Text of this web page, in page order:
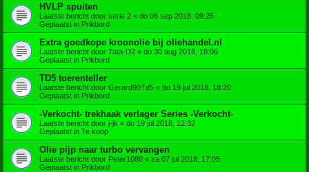
HVLP spuiten
Laatste bericht door serie 2 « do 06 sep 2018, 09:25
Geplaatst in Prikbord
Extra goedkope kroonolie bij oliehandel.nl
Laatste bericht door Tata-D2 « do 30 aug 2018, 18:06
Geplaatst in Prikbord
TD5 toerenteller
Laatste bericht door Gerard90Td5 « do 19 jul 2018, 18:20
Geplaatst in Prikbord
-Verkocht- trekhaak verlager Series -Verkocht-
Laatste bericht door j-jk « do 19 jul 2018, 12:32
Geplaatst in Te koop
Olie pijp naar turbo vervangen
Laatste bericht door Peter1080 « za 07 jul 2018, 17:05
Geplaatst in Prikbord